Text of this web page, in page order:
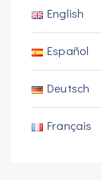
English
Español
Deutsch
Français